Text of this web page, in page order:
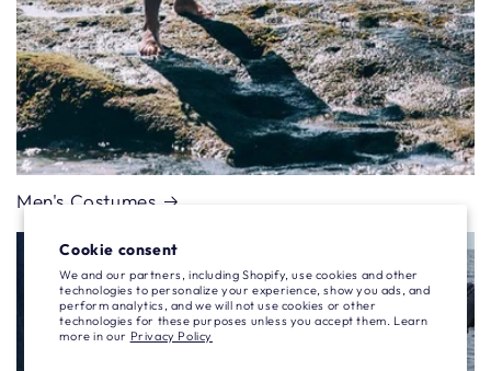
Cookie consent
We and our partners, including Shopify, use cookies and other
technologies to personalize your experience, show you ads, and
perform analytics, and we will not use cookies or other
technologies for these purposes unless you accept them. Learn
more in our Privacy Policy
Men's Costumes